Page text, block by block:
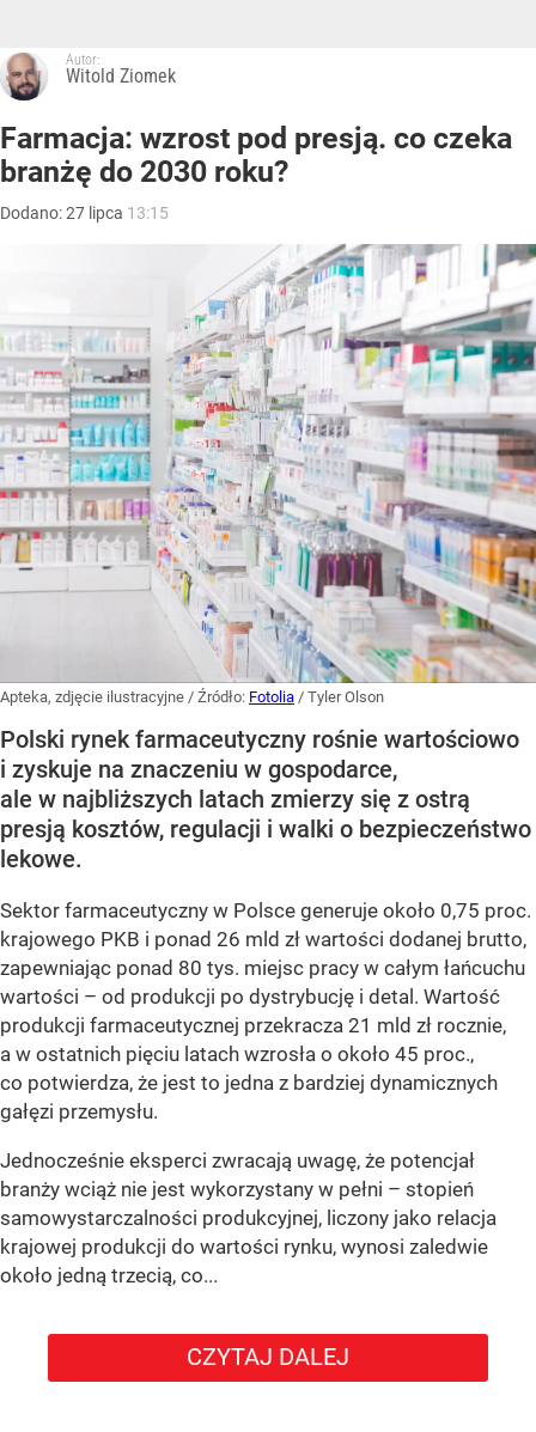
Autor:
Witold Ziomek
Farmacja: wzrost pod presją. co czeka
branżę do 2030 roku?
Dodano:27 lipca 13:15
Apteka, zdjęcie ilustracyjne / Źródło: Fotolia / Tyler Olson
Polski rynek farmaceutyczny rośnie wartościowo
i zyskuje na znaczeniu w gospodarce,
ale w najbliższych latach zmierzy się z ostrą
presją kosztów, regulacji i walki o bezpieczeństwo
lekowe.
Sektor farmaceutyczny w Polsce generuje około 0,75 proc.
krajowego PKB i ponad 26 mld zł wartości dodanej brutto,
zapewniając ponad 80 tys. miejsc pracy w całym łańcuchu
wartości – od produkcji po dystrybucję i detal. Wartość
produkcji farmaceutycznej przekracza 21 mld zł rocznie,
a w ostatnich pięciu latach wzrosła o około 45 proc.,
co potwierdza, że jest to jedna z bardziej dynamicznych
gałęzi przemysłu.
Jednocześnie eksperci zwracają uwagę, że potencjał
branży wciąż nie jest wykorzystany w pełni – stopień
samowystarczalności produkcyjnej, liczony jako relacja
krajowej produkcji do wartości rynku, wynosi zaledwie
około jedną trzecią, co...
CZYTAJ DALEJ